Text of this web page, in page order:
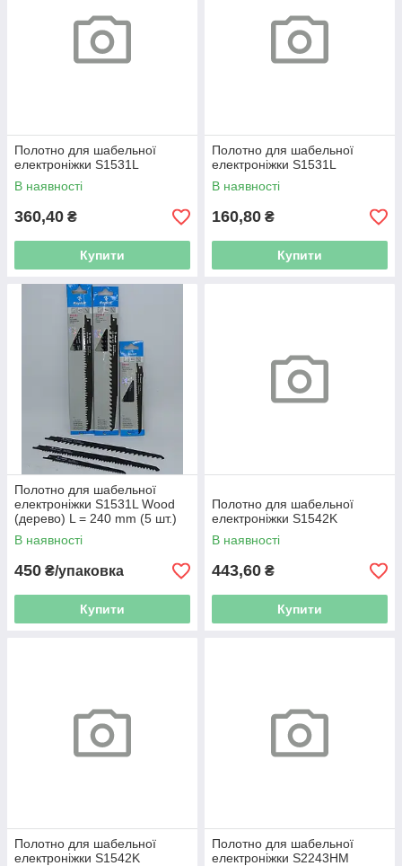
Полотно для шабельної
електроніжки S1531L
В наявності
360,40 ₴
Купити
Полотно для шабельної
електроніжки S1531L
В наявності
160,80 ₴
Купити
Полотно для шабельної
електроніжки S1531L Wood
(дерево) L = 240 mm (5 шт.)
В наявності
450 ₴/упаковка
Купити
Полотно для шабельної
електроніжки S1542K
В наявності
443,60 ₴
Купити
Полотно для шабельної
електроніжки S1542K
Полотно для шабельної
електроніжки S2243HM